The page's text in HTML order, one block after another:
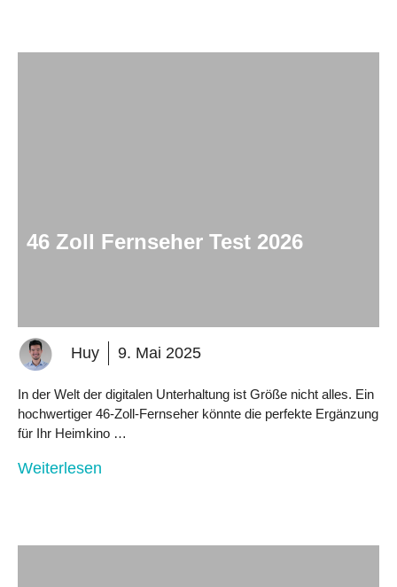
46 Zoll Fernseher Test 2026
Huy 9. Mai 2025
In der Welt der digitalen Unterhaltung ist Größe nicht alles. Ein
hochwertiger 46-Zoll-Fernseher könnte die perfekte Ergänzung
für Ihr Heimkino …
Weiterlesen